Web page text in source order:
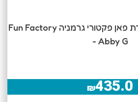
ויברטור פרימיום תוצרת פאן פקטורי גרמניה Fun Factory
- Abby G
₪435.0